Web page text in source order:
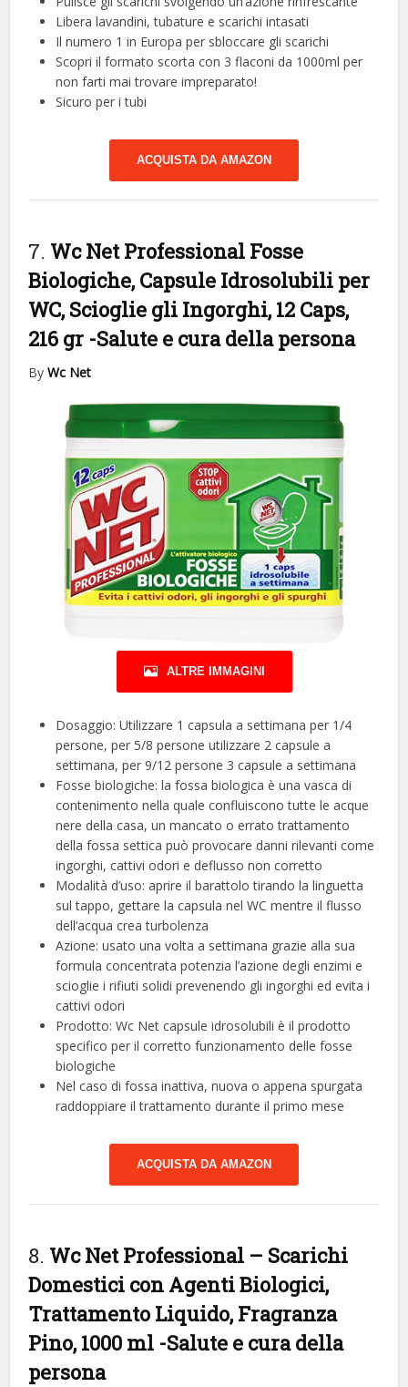
Libera lavandini, tubature e scarichi intasati
Il numero 1 in Europa per sbloccare gli scarichi
Scopri il formato scorta con 3 flaconi da 1000ml per
non farti mai trovare impreparato!
Sicuro per i tubi
ACQUISTA DA AMAZON
7. Wc Net Professional Fosse
Biologiche, Capsule Idrosolubili per
WC, Scioglie gli Ingorghi, 12 Caps,
216 gr -Salute e cura della persona
ByWc Net
ALTRE IMMAGINI
Dosaggio: Utilizzare 1 capsula a settimana per 1/4
persone, per 5/8 persone utilizzare 2 capsule a
settimana, per 9/12 persone 3 capsule a settimana
Fosse biologiche: la fossa biologica è una vasca di
contenimento nella quale confluiscono tutte le acque
nere della casa, un mancato o errato trattamento
della fossa settica può provocare danni rilevanti come
ingorghi, cattivi odori e deflusso non corretto
Modalità d’uso: aprire il barattolo tirando la linguetta
sul tappo, gettare la capsula nel WC mentre il flusso
dell’acqua crea turbolenza
Azione: usato una volta a settimana grazie alla sua
formula concentrata potenzia l’azione degli enzimi e
scioglie i rifiuti solidi prevenendo gli ingorghi ed evita i
cattivi odori
Prodotto: Wc Net capsule idrosolubili è il prodotto
specifico per il corretto funzionamento delle fosse
biologiche
Nel caso di fossa inattiva, nuova o appena spurgata
raddoppiare il trattamento durante il primo mese
ACQUISTA DA AMAZON
8. Wc Net Professional – Scarichi
Domestici con Agenti Biologici,
Trattamento Liquido, Fragranza
Pino, 1000 ml -Salute e cura della
persona